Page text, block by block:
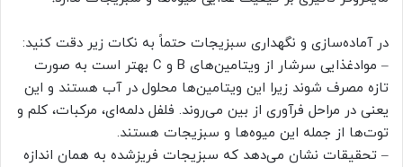
در آماده‌سازی و نگهداری سبزیجات حتماً به نکات زیر دقت کنید:
– موادغذایی سرشار از ویتامین‌های B و C بهتر است به صورت
تازه مصرف شوند زیرا این ویتامین‌ها محلول در آب هستند و این
یعنی در مراحل فرآوری از بین می‌روند. فلفل دلمه‌ای، مرکبات، کلم و
توت‌ها از جمله این میوه‌ها و سبزیجات هستند.
– تحقیقات نشان می‌دهد که سبزیجات فریزشده به همان اندازه